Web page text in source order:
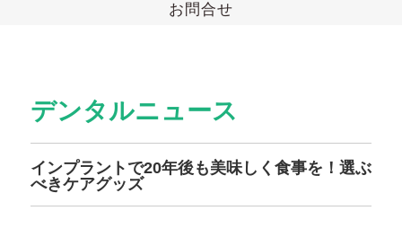
お問合せ
デンタルニュース
インプラントで20年後も美味しく食事を！選ぶ
べきケアグッズ